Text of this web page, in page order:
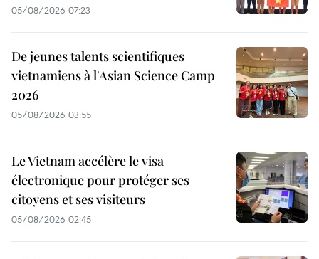
05/08/2026 07:23
De jeunes talents scientifiques
vietnamiens à l'Asian Science Camp
2026
05/08/2026 03:55
Le Vietnam accélère le visa
électronique pour protéger ses
citoyens et ses visiteurs
05/08/2026 02:45